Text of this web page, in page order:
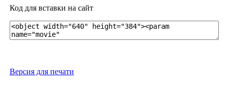
Код для вставки на сайт
Версия для печати